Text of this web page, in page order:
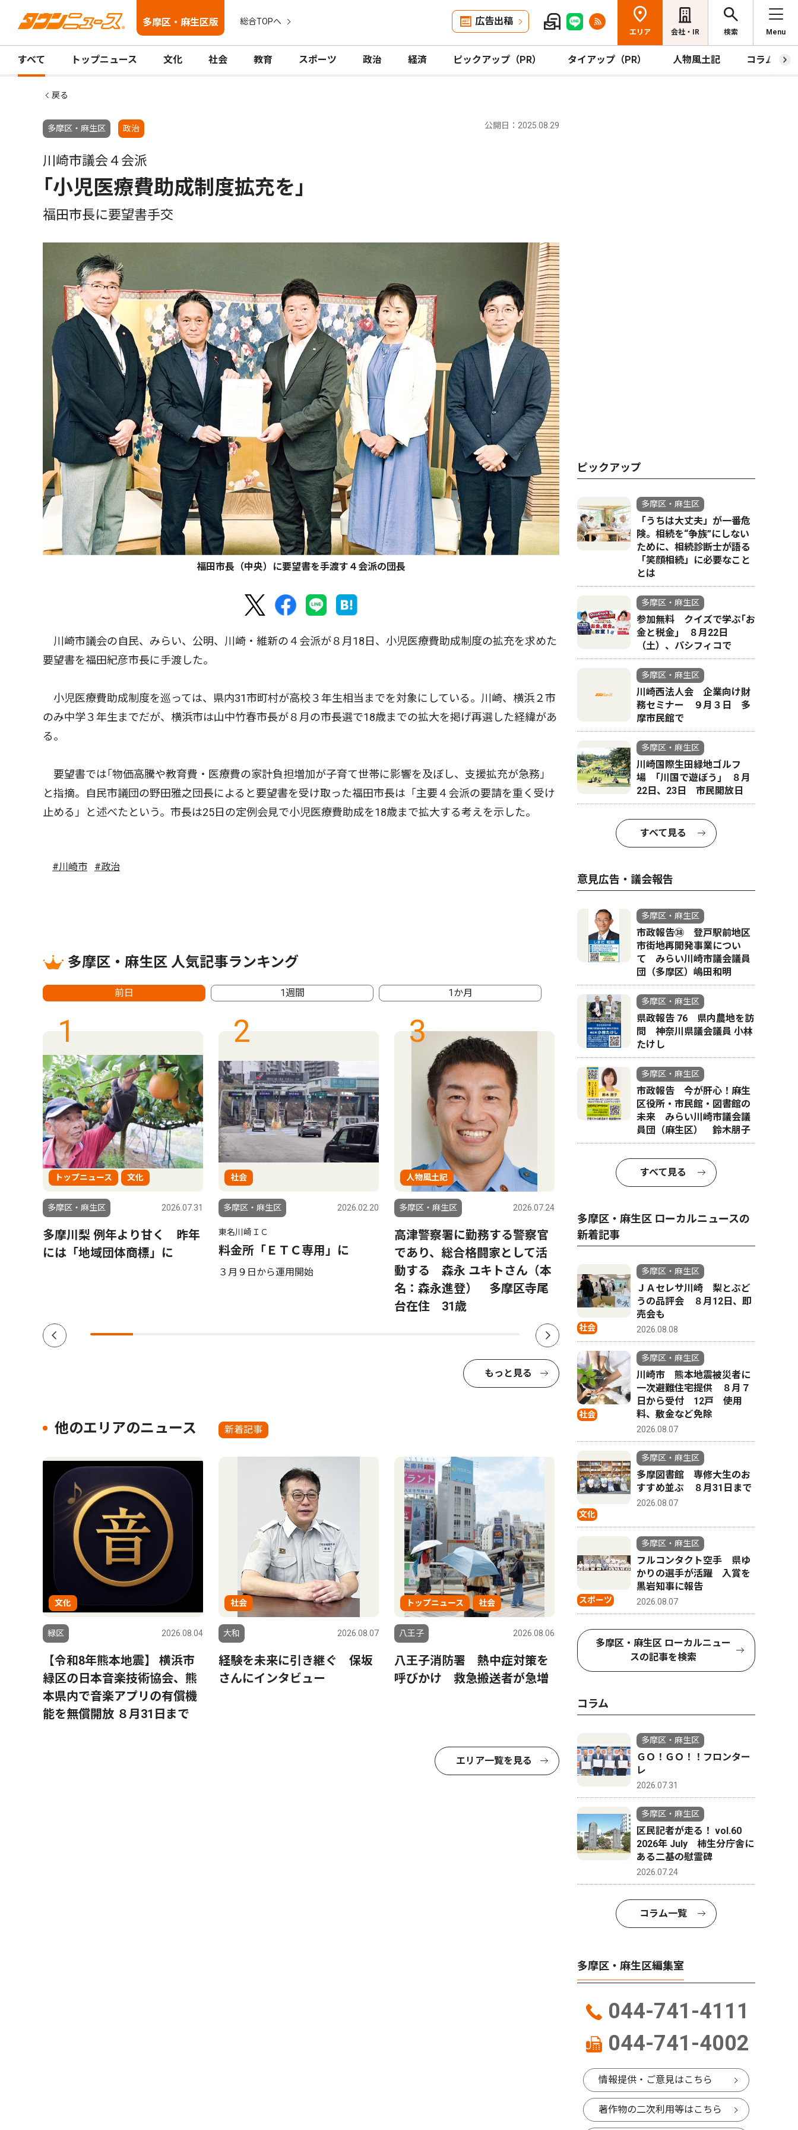
多摩区・麻生区版 総合TOPへ 広告出稿
エリア 会社・IR 検索 Menu
すべて トップニュース 文化 社会 教育 スポーツ 政治 経済 ピックアップ（PR） タイアップ（PR） 人物風土記 コラム
戻る
多摩区・麻生区 政治 公開日：2025.08.29
川崎市議会４会派
｢小児医療費助成制度拡充を｣
福田市長に要望書手交
福田市長（中央）に要望書を手渡す４会派の団長
川崎市議会の自民、みらい、公明、川崎・維新の４会派が８月18日、小児医療費助成制度の拡充を求めた
要望書を福田紀彦市長に手渡した。
小児医療費助成制度を巡っては、県内31市町村が高校３年生相当までを対象にしている。川崎、横浜２市
のみ中学３年生までだが、横浜市は山中竹春市長が８月の市長選で18歳までの拡大を掲げ再選した経緯があ
る。
要望書では｢物価高騰や教育費・医療費の家計負担増加が子育て世帯に影響を及ぼし、支援拡充が急務」
と指摘。自民市議団の野田雅之団長によると要望書を受け取った福田市長は「主要４会派の要請を重く受け
止める」と述べたという。市長は25日の定例会見で小児医療費助成を18歳まで拡大する考えを示した。
#川崎市 #政治
多摩区・麻生区 人気記事ランキング
前日 1週間 1か月
1
トップニュース 文化
多摩区・麻生区 2026.07.31
多摩川梨 例年より甘く 昨年
には「地域団体商標」に
2
社会
多摩区・麻生区 2026.02.20
東名川崎ＩＣ
料金所「ＥＴＣ専用」に
３月９日から運用開始
3
人物風土記
多摩区・麻生区 2026.07.24
高津警察署に勤務する警察官
であり、総合格闘家として活
動する 森永 ユキトさん（本
名：森永進登） 多摩区寺尾
台在住 31歳
4
鈴木産婦人科が閉院
もっと見る
他のエリアのニュース 新着記事
文化
緑区 2026.08.04
【令和8年熊本地震】 横浜市
緑区の日本音楽技術協会、熊
本県内で音楽アプリの有償機
能を無償開放 ８月31日まで
社会
大和 2026.08.07
経験を未来に引き継ぐ 保坂
さんにインタビュー
トップニュース 社会
八王子 2026.08.06
八王子消防署 熱中症対策を
呼びかけ 救急搬送者が急増
エリア一覧を見る
ピックアップ
多摩区・麻生区
「うちは大丈夫」が一番危
険。相続を“争族”にしない
ために、相続診断士が語る
「笑顔相続」に必要なこと
とは
多摩区・麻生区
参加無料 クイズで学ぶ｢お
金と税金｣ ８月22日
（土）、パシフィコで
多摩区・麻生区
川崎西法人会 企業向け財
務セミナー ９月３日 多
摩市民館で
多摩区・麻生区
川崎国際生田緑地ゴルフ
場 ｢川国で遊ぼう｣ ８月
22日、23日 市民開放日
すべて見る
意見広告・議会報告
多摩区・麻生区
市政報告㊳ 登戸駅前地区
市街地再開発事業につい
て みらい川崎市議会議員
団（多摩区）嶋田和明
多摩区・麻生区
県政報告 76 県内農地を訪
問 神奈川県議会議員 小林
たけし
多摩区・麻生区
市政報告 今が肝心！麻生
区役所・市民館・図書館の
未来 みらい川崎市議会議
員団（麻生区） 鈴木朋子
すべて見る
多摩区・麻生区 ローカルニュースの
新着記事
社会
多摩区・麻生区
ＪＡセレサ川崎 梨とぶど
うの品評会 ８月12日、即
売会も
2026.08.08
社会
多摩区・麻生区
川崎市 熊本地震被災者に
一次避難住宅提供 ８月７
日から受付 12戸 使用
料、敷金など免除
2026.08.07
文化
多摩区・麻生区
多摩図書館 専修大生のお
すすめ並ぶ ８月31日まで
2026.08.07
スポーツ
多摩区・麻生区
フルコンタクト空手 県ゆ
かりの選手が活躍 入賞を
黒岩知事に報告
2026.08.07
多摩区・麻生区 ローカルニュー
スの記事を検索
コラム
多摩区・麻生区
ＧＯ！ＧＯ！！フロンター
レ
2026.07.31
多摩区・麻生区
区民記者が走る！ vol.60
2026年 July 柿生分庁舎に
ある二基の慰霊碑
2026.07.24
コラム一覧
多摩区・麻生区編集室
044-741-4111
044-741-4002
情報提供・ご意見はこちら
著作物の二次利用等はこちら